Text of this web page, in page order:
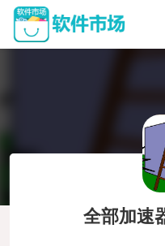
全部加速